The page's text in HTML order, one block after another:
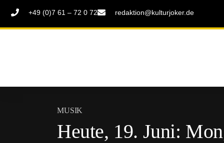
+49 (0)7 61 – 72 0 72 redaktion@kulturjoker.de
MUSIK
Heute, 19. Juni: